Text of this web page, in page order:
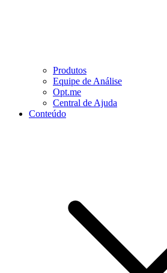
Produtos
Equipe de Análise
Opt.me
Central de Ajuda
Conteúdo